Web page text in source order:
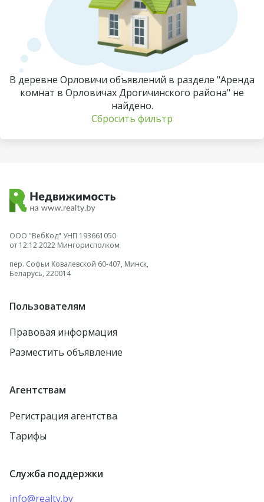
В деревне Орловичи объявлений в разделе "Аренда
комнат в Орловичах Дрогичинского района" не
найдено.
Сбросить фильтр
ООО "ВебКод" УНП 193661050
от 12.12.2022 Мингорисполком
пер. Софьи Ковалевской 60-407, Минск,
Беларусь, 220014
Пользователям
Правовая информация
Разместить объявление
Агентствам
Регистрация агентства
Тарифы
Служба поддержки
info@realty.by